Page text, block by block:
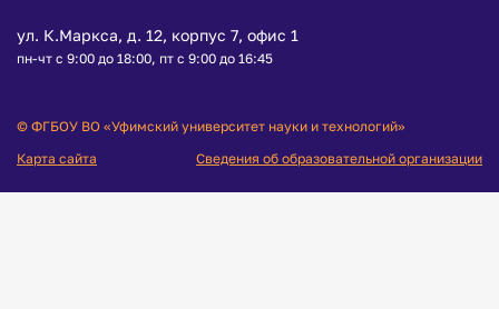
ул. К.Маркса, д. 12, корпус 7, офис 1
пн-чт с 9:00 до 18:00, пт с 9:00 до 16:45
© ФГБОУ ВО «Уфимский университет науки и технологий»
Карта сайта
Сведения об образовательной организации